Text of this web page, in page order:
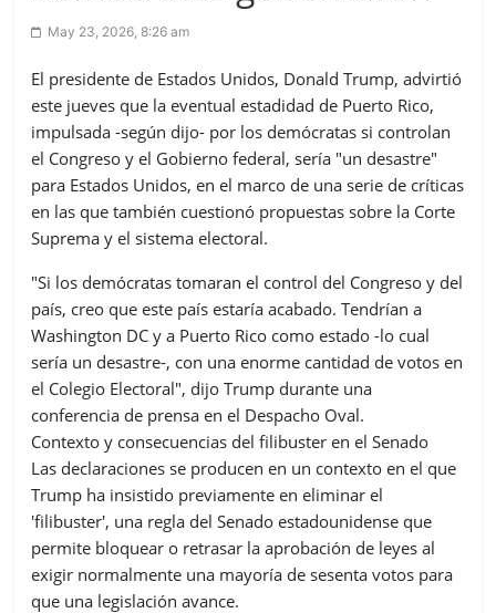
May 23, 2026, 8:26 am
El presidente de Estados Unidos, Donald Trump, advirtió
este jueves que la eventual estadidad de Puerto Rico,
impulsada -según dijo- por los demócratas si controlan
el Congreso y el Gobierno federal, sería "un desastre"
para Estados Unidos, en el marco de una serie de críticas
en las que también cuestionó propuestas sobre la Corte
Suprema y el sistema electoral.
"Si los demócratas tomaran el control del Congreso y del
país, creo que este país estaría acabado. Tendrían a
Washington DC y a Puerto Rico como estado -lo cual
sería un desastre-, con una enorme cantidad de votos en
el Colegio Electoral", dijo Trump durante una
conferencia de prensa en el Despacho Oval.
Contexto y consecuencias del filibuster en el Senado
Las declaraciones se producen en un contexto en el que
Trump ha insistido previamente en eliminar el
'filibuster', una regla del Senado estadounidense que
permite bloquear o retrasar la aprobación de leyes al
exigir normalmente una mayoría de sesenta votos para
que una legislación avance.